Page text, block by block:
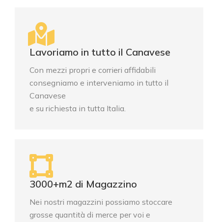
Lavoriamo in tutto il Canavese
Con mezzi propri e corrieri affidabili
consegniamo e interveniamo in tutto il
Canavese
e su richiesta in tutta Italia.
3000+m2 di Magazzino
Nei nostri magazzini possiamo stoccare
grosse quantità di merce per voi e